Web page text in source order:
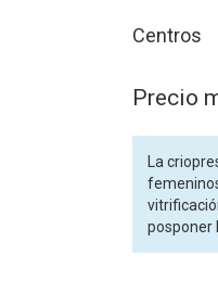
Centros
Precio
La
posponer